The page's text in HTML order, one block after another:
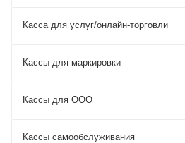
Касса для услуг/онлайн-торговли
Кассы для маркировки
Кассы для ООО
Кассы самообслуживания